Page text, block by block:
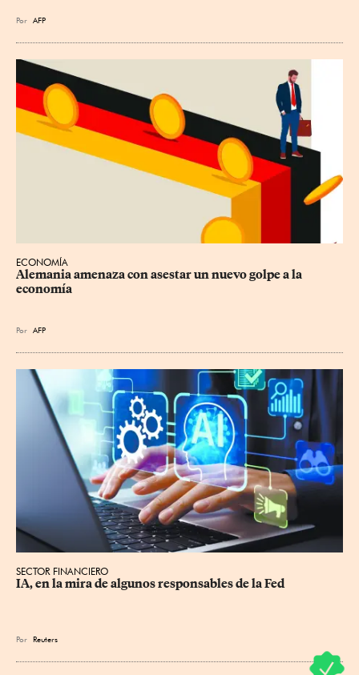
Por AFP
ECONOMÍA
Alemania amenaza con asestar un nuevo golpe a la
economía
Por AFP
SECTOR FINANCIERO
IA, en la mira de algunos responsables de la Fed
Por Reuters